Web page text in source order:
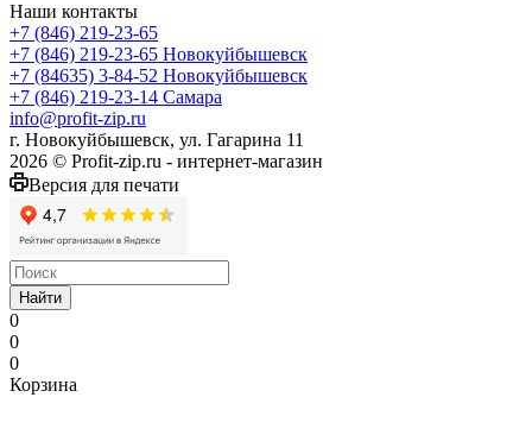
Наши контакты
+7 (846) 219-23-65
+7 (846) 219-23-65 Новокуйбышевск
+7 (84635) 3-84-52 Новокуйбышевск
+7 (846) 219-23-14 Самара
info@profit-zip.ru
г. Новокуйбышевск, ул. Гагарина 11
2026 © Profit-zip.ru - интернет-магазин
Версия для печати
Найти
0
0
0
Корзина